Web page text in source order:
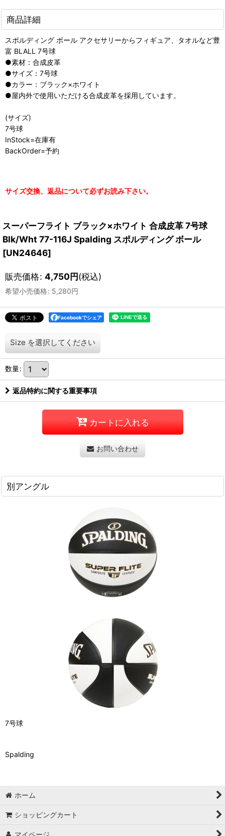
商品詳細
スポルディング ボール アクセサリーからフィギュア、タオルなど豊
富 BLALL 7号球
●素材：合成皮革
●サイズ：7号球
●カラー：ブラック×ホワイト
●屋内外で使用いただける合成皮革を採用しています。
(サイズ)
7号球
InStock=在庫有
BackOrder=予約
サイズ交換、返品について必ずお読み下さい。
スーパーフライト ブラック×ホワイト 合成皮革 7号球
Blk/Wht 77-116J Spalding スポルディング ボール
[UN24646]
販売価格: 4,750円(税込)
希望小売価格: 5,280円
Facebookでシェア
Size を選択してください
数量:
返品特約に関する重要事項
カートに入れる
お問い合わせ
別アングル
7号球
Spalding
ホーム
ショッピングカート
マイページ